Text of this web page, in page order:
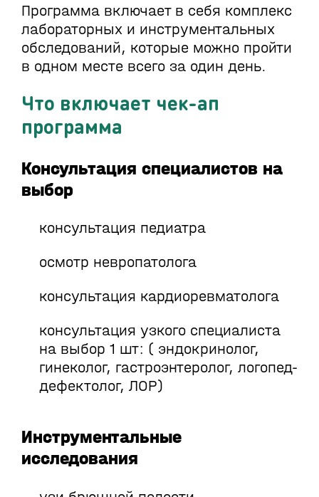
Программа включает в себя комплекс
лабораторных и инструментальных
обследований, которые можно пройти
в одном месте всего за один день.
Что включает чек-ап
программа
Консультация специалистов на
выбор
консультация педиатра
осмотр невропатолога
консультация кардиоревматолога
консультация узкого специалиста
на выбор 1 шт: ( эндокринолог,
гинеколог, гастроэнтеролог, логопед-
дефектолог, ЛОР)
Инструментальные
исследования